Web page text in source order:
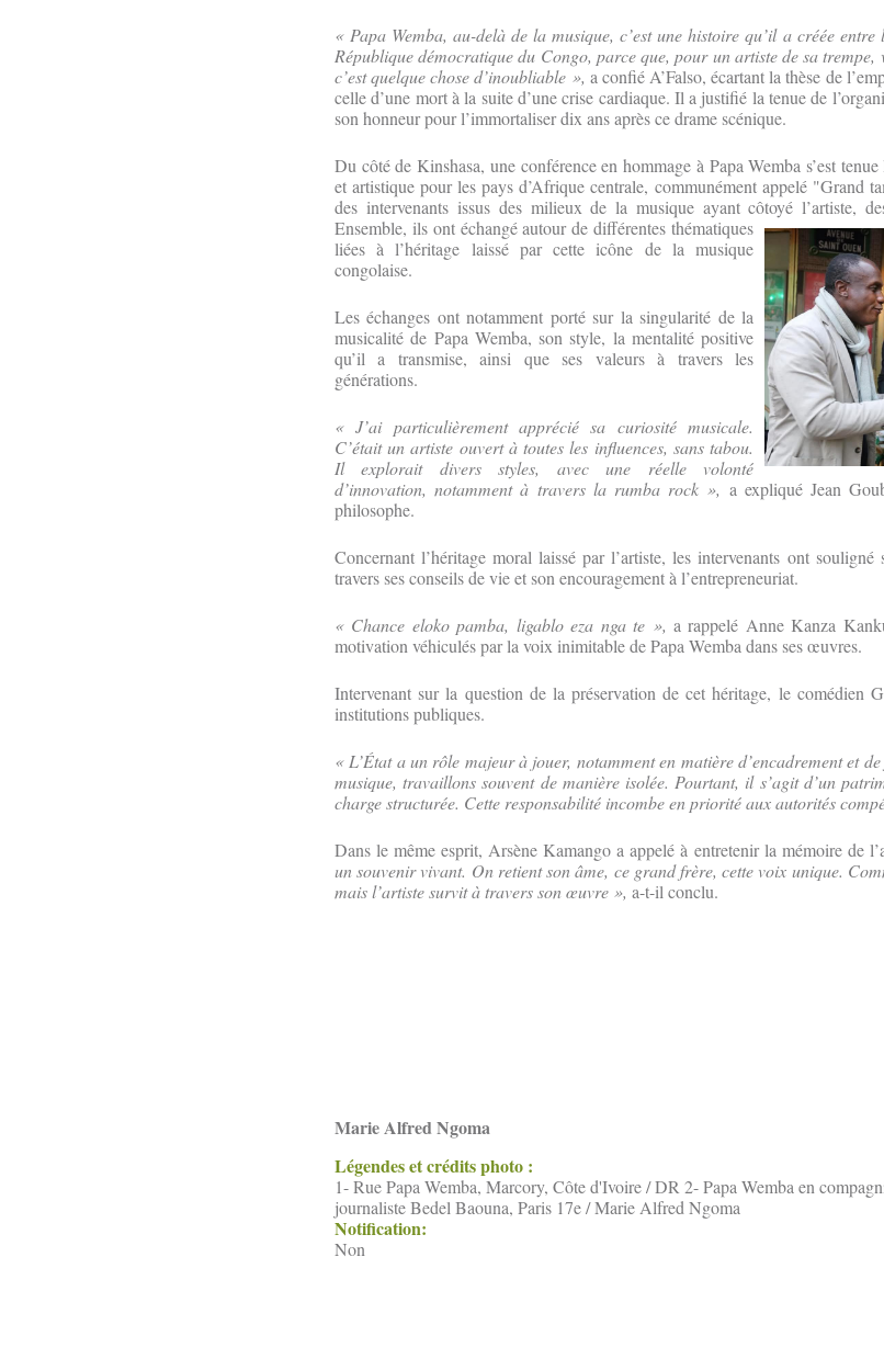
« Papa Wemba, au-delà de la musique, c’est une histoire qu’il a créée
République démocratique du Congo, parce que, pour un artiste de sa
c’est quelque chose d’inoubliable », a confié A’Falso, écartant la thèse de
celle d’une mort à la suite d’une crise cardiaque. Il a justifié la tenue de
son honneur pour l’immortaliser dix ans après ce drame scénique.
Du côté de Kinshasa, une conférence en hommage à Papa Wemba s’est
et artistique pour les pays d’Afrique centrale, communément appelé "Grand
des intervenants issus des milieux de la musique ayant côtoyé l’artiste,
Ensemble, ils ont échangé autourde différentes thématiques
liées à l’héritage laissé par cette icône de la musique
congolaise.
Les échanges ont notamment porté sur la singularité de la
musicalité de Papa Wemba, son style, la mentalité positive
qu’il a transmise, ainsi que ses valeurs à travers les
générations.
« J’ai particulièrement apprécié sa curiosité musicale.
C’était un artiste ouvert à toutes les influences, sans tabou.
Il explorait divers styles, avec une réelle volonté
d’innovation, notamment à travers la rumba rock », a expliqué Jean
philosophe.
Concernant l’héritage moral laissé par l’artiste, les intervenants ont
travers ses conseils de vie et son encouragement à l’entrepreneuriat.
« Chance eloko pamba, ligablo eza nga te », a rappelé Anne Kanza
motivation véhiculés par la voix inimitable de Papa Wemba dans ses œuvres.
Intervenant sur la question de la préservation de cet héritage, le comédien
institutions publiques.
« L’État a un rôle majeur à jouer, notamment en matière d’encadrement et
musique, travaillons souvent de manière isolée. Pourtant, il s’agit d’un
charge structurée. Cette responsabilité incombe en priorité aux autorités
Dans le même esprit, Arsène Kamango a appelé à entretenir la mémoire de
un souvenir vivant. On retient son âme, ce grand frère, cette voix unique.
mais l’artiste survit à travers son œuvre », a-t-il conclu.
Marie Alfred Ngoma
Légendes et crédits photo :
1- Rue Papa Wemba, Marcory, Côte d'Ivoire / DR 2- Papa Wemba en
journaliste Bedel Baouna, Paris 17e / Marie Alfred Ngoma
Notification:
Non